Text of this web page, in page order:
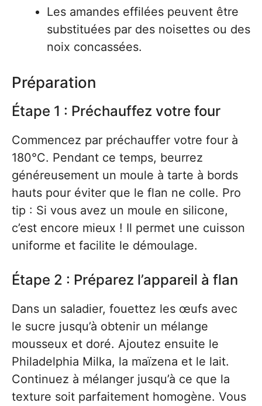
Les amandes effilées peuvent être
substituées par des noisettes ou des
noix concassées.
Préparation
Étape 1 : Préchauffez votre four
Commencez par préchauffer votre four à
180°C. Pendant ce temps, beurrez
généreusement un moule à tarte à bords
hauts pour éviter que le flan ne colle. Pro
tip : Si vous avez un moule en silicone,
c’est encore mieux ! Il permet une cuisson
uniforme et facilite le démoulage.
Étape 2 : Préparez l’appareil à flan
Dans un saladier, fouettez les œufs avec
le sucre jusqu’à obtenir un mélange
mousseux et doré. Ajoutez ensuite le
Philadelphia Milka, la maïzena et le lait.
Continuez à mélanger jusqu’à ce que la
texture soit parfaitement homogène. Vous